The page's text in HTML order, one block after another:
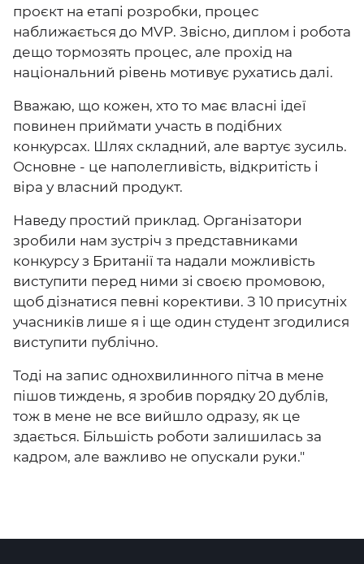
проєкт на етапі розробки, процес
наближається до MVP. Звісно, диплом і робота
дещо тормозять процес, але прохід на
національний рівень мотивує рухатись далі.
Вважаю, що кожен, хто то має власні ідеї
повинен приймати участь в подібних
конкурсах. Шлях складний, але вартує зусиль.
Основне - це наполегливість, відкритість і
віра у власний продукт.
Наведу простий приклад. Організатори
зробили нам зустріч з представниками
конкурсу з Британії та надали можливість
виступити перед ними зі своєю промовою,
щоб дізнатися певні корективи. З 10 присутніх
учасників лише я і ще один студент згодилися
виступити публічно.
Тоді на запис однохвилинного пітча в мене
пішов тиждень, я зробив порядку 20 дублів,
тож в мене не все вийшло одразу, як це
здається. Більшість роботи залишилась за
кадром, але важливо не опускали руки."